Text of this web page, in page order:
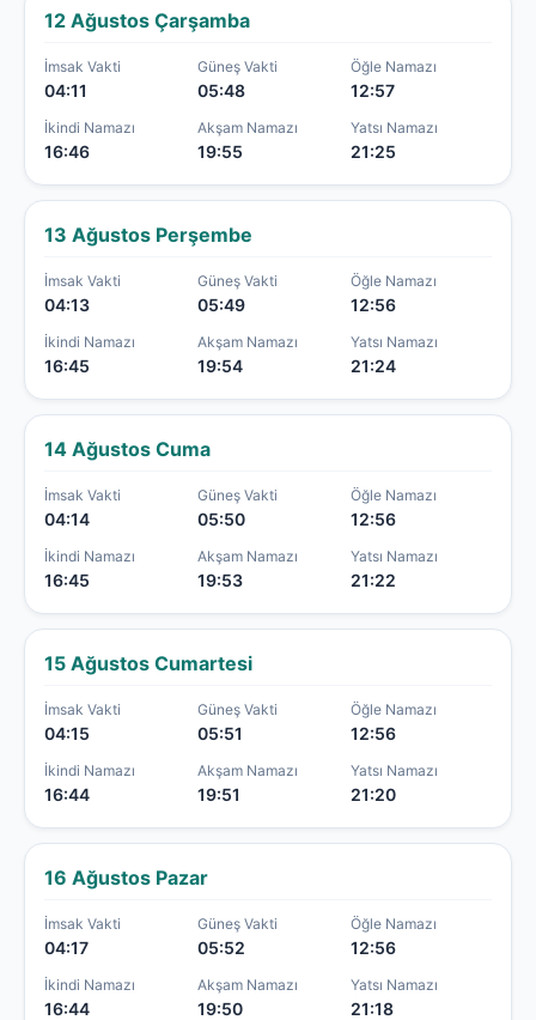
12 Ağustos Çarşamba
İmsak Vakti
04:11
Güneş Vakti
05:48
Öğle Namazı
12:57
İkindi Namazı
16:46
Akşam Namazı
19:55
Yatsı Namazı
21:25
13 Ağustos Perşembe
İmsak Vakti
04:13
Güneş Vakti
05:49
Öğle Namazı
12:56
İkindi Namazı
16:45
Akşam Namazı
19:54
Yatsı Namazı
21:24
14 Ağustos Cuma
İmsak Vakti
04:14
Güneş Vakti
05:50
Öğle Namazı
12:56
İkindi Namazı
16:45
Akşam Namazı
19:53
Yatsı Namazı
21:22
15 Ağustos Cumartesi
İmsak Vakti
04:15
Güneş Vakti
05:51
Öğle Namazı
12:56
İkindi Namazı
16:44
Akşam Namazı
19:51
Yatsı Namazı
21:20
16 Ağustos Pazar
İmsak Vakti
04:17
Güneş Vakti
05:52
Öğle Namazı
12:56
İkindi Namazı
16:44
Akşam Namazı
19:50
Yatsı Namazı
21:18